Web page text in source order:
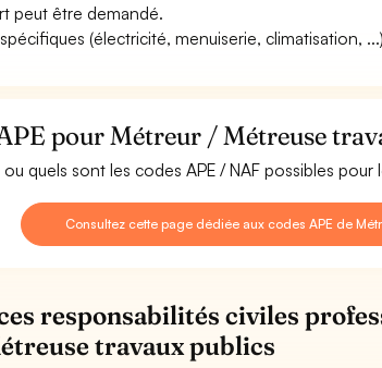
peut être demandé.
(électricité, menuiserie, climatisation,
pour Métreur / Métreuse
quels sont les codes APE / NAF possibles
Consultez cette page dédiée aux codes APE de
responsabilités civiles
travaux publics